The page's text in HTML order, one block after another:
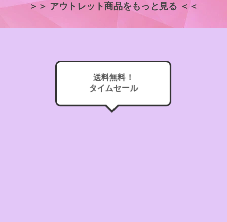
＞＞ アウトレット商品をもっと見る ＜＜
送料無料！
タイムセール